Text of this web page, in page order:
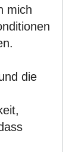
mich
die